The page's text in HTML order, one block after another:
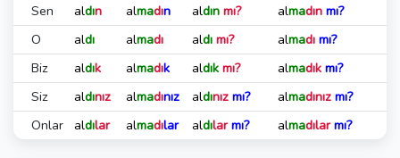
Sen
aldın almadın aldın mı? almadın mı?
O
aldı almadı aldı mı? almadı mı?
Biz
aldık almadık aldık mı? almadık mı?
Siz
aldınız almadınız aldınız mı? almadınız mı?
Onlar aldılar almadılar aldılarmı? almadılarmı?